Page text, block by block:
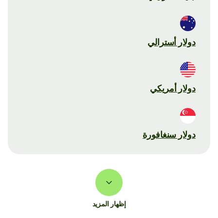
دولار أسترالي
دولار أمريكي
دولار سنغافورة
إظهار المزيد